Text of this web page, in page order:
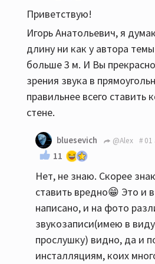
Приветствую!
Игорь Анатольевич, я
длину ни как у автора
больше 3 м. И Вы
зрения звука в
правильнее всего ставить
стене.
bluesevich @Alex 01
11
Нет, не знаю. Скорее
ставить вредно😁 Это и
написано, и на фото
звукозаписи(имею в
прослушку) видно, да и
инсталляциям, коих